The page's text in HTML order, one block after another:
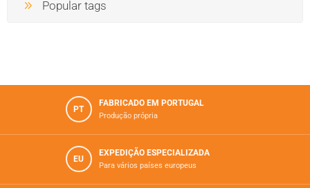
Popular tags
PT
FABRICADO EM PORTUGAL
Produção própria
EU
EXPEDIÇÃO ESPECIALIZADA
Para vários paí­ses europeus